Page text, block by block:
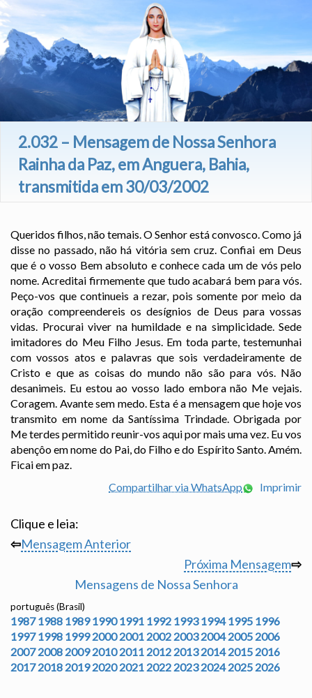
2.032 – Mensagem de Nossa Senhora
Rainha da Paz, em Anguera, Bahia,
transmitida em 30/03/2002
Queridos filhos, não temais. O Senhor está convosco. Como já
disse no passado, não há vitória sem cruz. Confiai em Deus
que é o vosso Bem absoluto e conhece cada um de vós pelo
nome. Acreditai firmemente que tudo acabará bem para vós.
Peço-vos que continueis a rezar, pois somente por meio da
oração compreendereis os desígnios de Deus para vossas
vidas. Procurai viver na humildade e na simplicidade. Sede
imitadores do Meu Filho Jesus. Em toda parte, testemunhai
com vossos atos e palavras que sois verdadeiramente de
Cristo e que as coisas do mundo não são para vós. Não
desanimeis. Eu estou ao vosso lado embora não Me vejais.
Coragem. Avante sem medo. Esta é a mensagem que hoje vos
transmito em nome da Santíssima Trindade. Obrigada por
Me terdes permitido reunir-vos aqui por mais uma vez. Eu vos
abençôo em nome do Pai, do Filho e do Espírito Santo. Amém.
Ficai em paz.
Compartilhar via WhatsApp
Imprimir
Clique e leia:
⇦Mensagem Anterior
Próxima Mensagem⇨
Mensagens de Nossa Senhora
português (Brasil)
1987 1988 1989 1990 1991 1992 1993 1994 1995 1996
1997 1998 1999 2000 2001 2002 2003 2004 2005 2006
2007 2008 2009 2010 2011 2012 2013 2014 2015 2016
2017 2018 2019 2020 2021 2022 2023 2024 2025 2026